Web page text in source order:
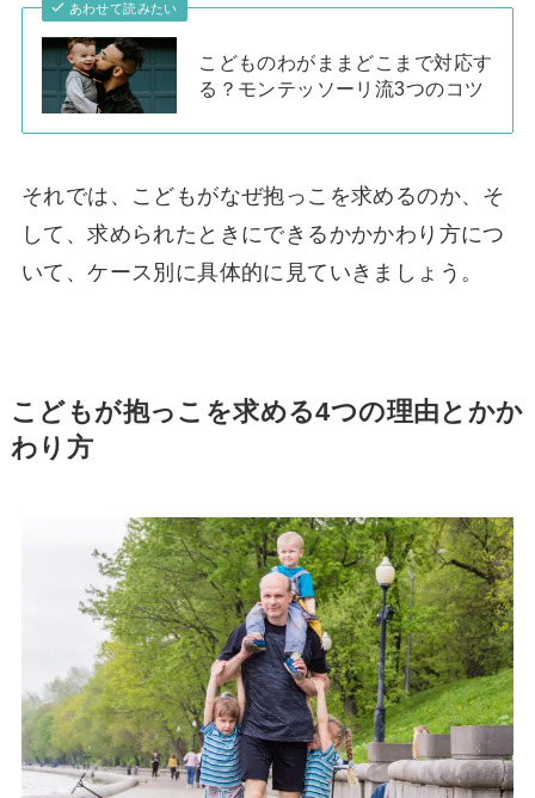
あわせて読みたい
こどものわがままどこまで対応す
る？モンテッソーリ流3つのコツ
それでは、こどもがなぜ抱っこを求めるのか、そ
して、求められたときにできるかかかわり方につ
いて、ケース別に具体的に見ていきましょう。
こどもが抱っこを求める4つの理由とかか
わり方